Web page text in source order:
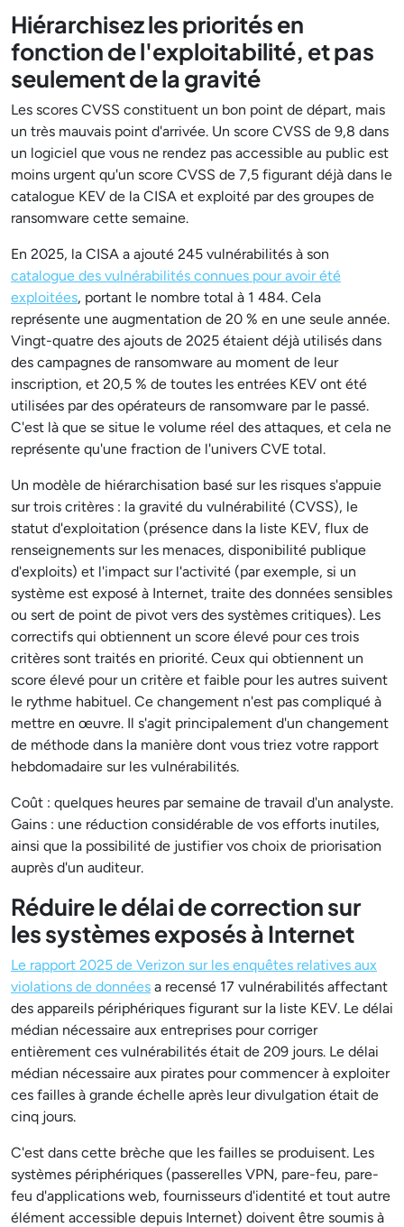
Hiérarchisez les priorités en
fonction de l'exploitabilité, et pas
seulement de la gravité
Les scores CVSS constituent un bon point de départ, mais
un très mauvais point d'arrivée. Un score CVSS de 9,8 dans
un logiciel que vous ne rendez pas accessible au public est
moins urgent qu'un score CVSS de 7,5 figurant déjà dans le
catalogue KEV de la CISA et exploité par des groupes de
ransomware cette semaine.
En 2025, la CISA a ajouté 245 vulnérabilités à son
catalogue des vulnérabilités connues pour avoir été
exploitées, portant le nombre total à 1 484. Cela
représente une augmentation de 20 % en une seule année.
Vingt-quatre des ajouts de 2025 étaient déjà utilisés dans
des campagnes de ransomware au moment de leur
inscription, et 20,5 % de toutes les entrées KEV ont été
utilisées par des opérateurs de ransomware par le passé.
C'est là que se situe le volume réel des attaques, et cela ne
représente qu'une fraction de l'univers CVE total.
Un modèle de hiérarchisation basé sur les risques s'appuie
sur trois critères : la gravité du vulnérabilité (CVSS), le
statut d'exploitation (présence dans la liste KEV, flux de
renseignements sur les menaces, disponibilité publique
d'exploits) et l'impact sur l'activité (par exemple, si un
système est exposé à Internet, traite des données sensibles
ou sert de point de pivot vers des systèmes critiques). Les
correctifs qui obtiennent un score élevé pour ces trois
critères sont traités en priorité. Ceux qui obtiennent un
score élevé pour un critère et faible pour les autres suivent
le rythme habituel. Ce changement n'est pas compliqué à
mettre en œuvre. Il s'agit principalement d'un changement
de méthode dans la manière dont vous triez votre rapport
hebdomadaire sur les vulnérabilités.
Coût : quelques heures par semaine de travail d'un analyste.
Gains : une réduction considérable de vos efforts inutiles,
ainsi que la possibilité de justifier vos choix de priorisation
auprès d'un auditeur.
Réduire le délai de correction sur
les systèmes exposés à Internet
Le rapport 2025 de Verizon sur les enquêtes relatives aux
violations de données a recensé 17 vulnérabilités affectant
des appareils périphériques figurant sur la liste KEV. Le délai
médian nécessaire aux entreprises pour corriger
entièrement ces vulnérabilités était de 209 jours. Le délai
médian nécessaire aux pirates pour commencer à exploiter
ces failles à grande échelle après leur divulgation était de
cinq jours.
C'est dans cette brèche que les failles se produisent. Les
systèmes périphériques (passerelles VPN, pare-feu, pare-
feu d'applications web, fournisseurs d'identité et tout autre
élément accessible depuis Internet) doivent être soumis à